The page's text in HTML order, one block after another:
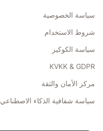
سياسة الخصوصية
شروط الاستخدام
سياسة الكوكيز
KVKK & GDPR
مركز الأمان والثقة
سياسة شفافية الذكاء الاصطناعي